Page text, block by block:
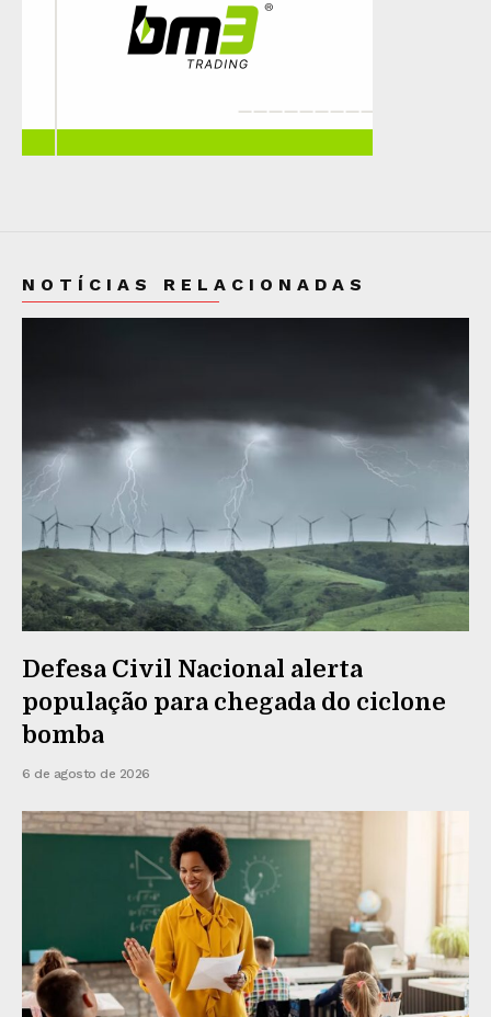
NOTÍCIAS RELACIONADAS
Defesa Civil Nacional alerta
população para chegada do ciclone
bomba
6 de agosto de 2026